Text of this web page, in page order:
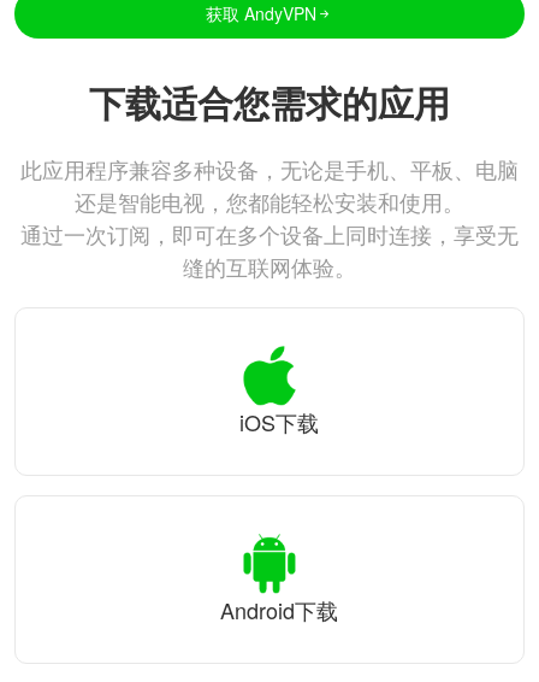
获取 AndyVPN
下载适合您需求的应用
此应用程序兼容多种设备，无论是手机、平板、电脑
还是智能电视，您都能轻松安装和使用。
通过一次订阅，即可在多个设备上同时连接，享受无
缝的互联网体验。
iOS下载
Android下载